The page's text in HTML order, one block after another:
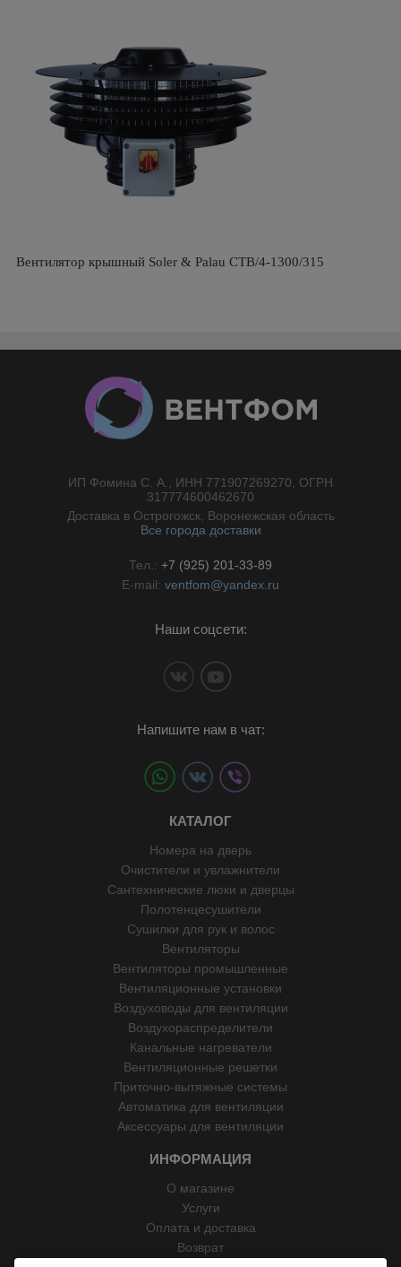
Вентилятор крышный Soler & Palau CTB/4-1300/315
ИП Фомина С. А., ИНН 771907269270, ОГРН
317774600462670
Доставка в Острогожск, Воронежская область
Все города доставки
Тел.: +7 (925) 201-33-89
E-mail: ventfom@yandex.ru
Наши соцсети:
Напишите нам в чат:
КАТАЛОГ
Номера на дверь
Очистители и увлажнители
Сантехнические люки и дверцы
Полотенцесушители
Сушилки для рук и волос
Вентиляторы
Вентиляторы промышленные
Вентиляционные установки
Воздуховоды для вентиляции
Воздухораспределители
Канальные нагреватели
Вентиляционные решетки
Приточно-вытяжные системы
Автоматика для вентиляции
Аксессуары для вентиляции
ИНФОРМАЦИЯ
О магазине
Услуги
Оплата и доставка
Возврат